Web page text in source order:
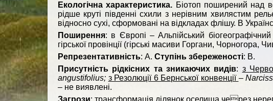
Екологічна характеристика. Біотоп поширений над
рідше круті південні схили з нерівним хвилястим
відносно сухі, сформовані на відкладах флішу. В
Поширення: в Європі – Альпійський
гірської провінції (гірські масиви Горгани,
Репрезентативність: А. Ступінь збереженості: В.
Присутність рідкісних та зникаючих видів: з
angustifolius; з Резолюції 6 Бернської конвенції –
– не виявлені.